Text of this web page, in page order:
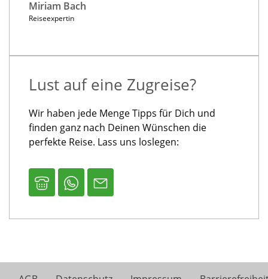
Miriam Bach
Reiseexpertin
Lust auf eine Zugreise?
Wir haben jede Menge Tipps für Dich und
finden ganz nach Deinen Wünschen die
perfekte Reise. Lass uns loslegen: